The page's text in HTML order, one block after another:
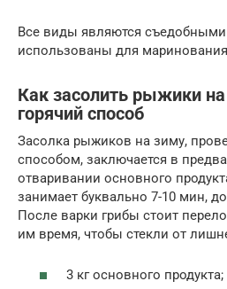
Все виды являются съедобными
использованы для
Как засолить рыжики
горячий способ
Засолка рыжиков на зиму,
способом, заключается в
отваривании основного
занимает буквально 7-10 мин,
После варки грибы стоит
им время, чтобы стекли от
3 кг основного продукта;